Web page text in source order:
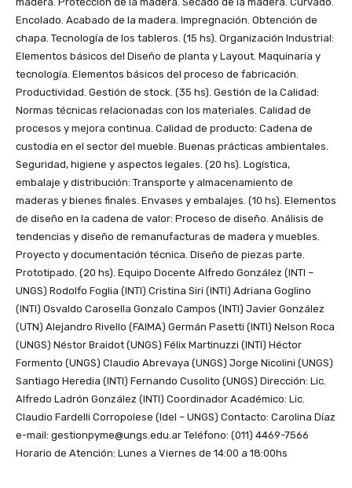
Encolado. Acabado de la madera. Impregnación. Obtención de
chapa. Tecnología de los tableros. (15 hs). Organización Industrial:
Elementos básicos del Diseño de planta y Layout. Maquinaria y
tecnología. Elementos básicos del proceso de fabricación.
Productividad. Gestión de stock. (35 hs). Gestión de la Calidad:
Normas técnicas relacionadas con los materiales. Calidad de
procesos y mejora continua. Calidad de producto: Cadena de
custodia en el sector del mueble. Buenas prácticas ambientales.
Seguridad, higiene y aspectos legales. (20 hs). Logística,
embalaje y distribución: Transporte y almacenamiento de
maderas y bienes finales. Envases y embalajes. (10 hs). Elementos
de diseño en la cadena de valor: Proceso de diseño. Análisis de
tendencias y diseño de remanufacturas de madera y muebles.
Proyecto y documentación técnica. Diseño de piezas parte.
Prototipado. (20 hs). Equipo Docente Alfredo González (INTI –
UNGS) Rodolfo Foglia (INTI) Cristina Siri (INTI) Adriana Goglino
(INTI) Osvaldo Carosella Gonzalo Campos (INTI) Javier González
(UTN) Alejandro Rivello (FAIMA) Germán Pasetti (INTI) Nelson Roca
(UNGS) Néstor Braidot (UNGS) Félix Martinuzzi (INTI) Héctor
Formento (UNGS) Claudio Abrevaya (UNGS) Jorge Nicolini (UNGS)
Santiago Heredia (INTI) Fernando Cusolito (UNGS) Dirección: Lic.
Alfredo Ladrón González (INTI) Coordinador Académico: Lic.
Claudio Fardelli Corropolese (IdeI – UNGS) Contacto: Carolina Díaz
e-mail: gestionpyme@ungs.edu.ar Teléfono: (011) 4469-7566
Horario de Atención: Lunes a Viernes de 14:00 a 18:00hs